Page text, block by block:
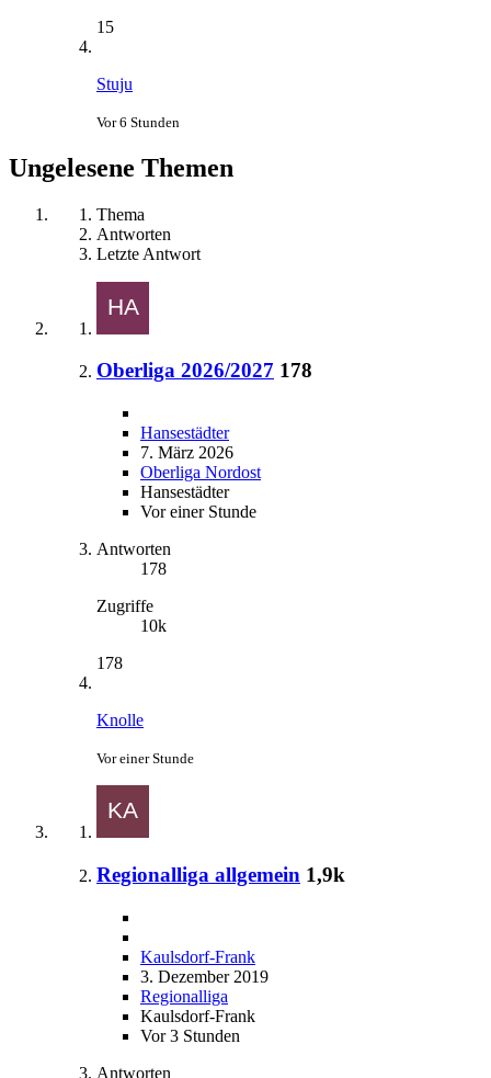
15
Stuju
Vor 6 Stunden
Ungelesene Themen
Thema
Antworten
Letzte Antwort
Oberliga 2026/2027 178
Hansestädter
7. März 2026
Oberliga Nordost
Hansestädter
Vor einer Stunde
Antworten
178
Zugriffe
10k
178
Knolle
Vor einer Stunde
Regionalliga allgemein 1,9k
Kaulsdorf-Frank
3. Dezember 2019
Regionalliga
Kaulsdorf-Frank
Vor 3 Stunden
Antworten